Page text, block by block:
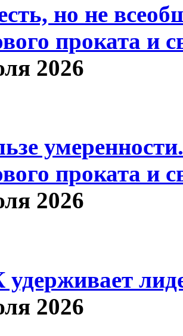
но не
проката и
2026
проката и
2026
2026